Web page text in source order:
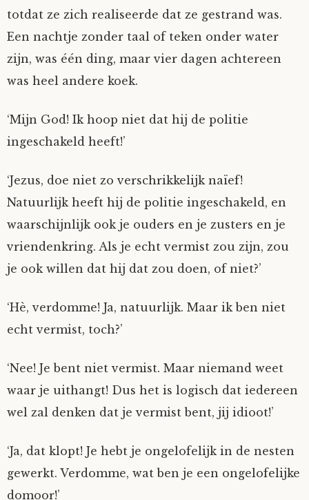
totdat ze zich realiseerde dat ze gestrand was.
Een nachtje zonder taal of teken onder water
zijn, was één ding, maar vier dagen achtereen
was heel andere koek.
‘Mijn God! Ik hoop niet dat hij de politie
ingeschakeld heeft!’
‘Jezus, doe niet zo verschrikkelijk naïef!
Natuurlijk heeft hij de politie ingeschakeld, en
waarschijnlijk ook je ouders en je zusters en je
vriendenkring. Als je echt vermist zou zijn, zou
je ook willen dat hij dat zou doen, of niet?’
‘Hè, verdomme! Ja, natuurlijk. Maar ik ben niet
echt vermist, toch?’
‘Nee! Je bent niet vermist. Maar niemand weet
waar je uithangt! Dus het is logisch dat iedereen
wel zal denken dat je vermist bent, jij idioot!’
‘Ja, dat klopt! Je hebt je ongelofelijk in de nesten
gewerkt. Verdomme, wat ben je een ongelofelijke
domoor!’